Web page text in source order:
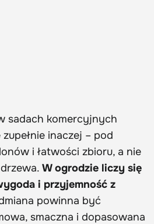
sadach komercyjnych
inaczej – pod
i łatwości zbioru, a nie
W ogrodzie liczy się
i przyjemność z
powinna być
smaczna i dopasowana